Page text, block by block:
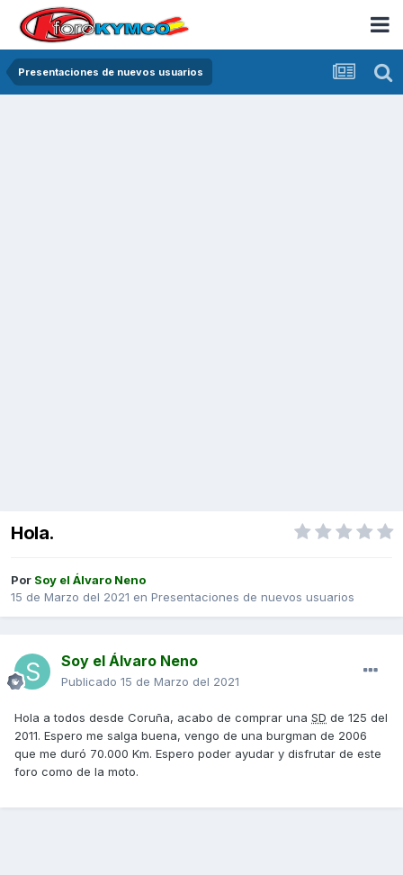
Presentaciones de nuevos usuarios
Hola.
Por Soy el Álvaro Neno
15 de Marzo del 2021 en Presentaciones de nuevos usuarios
Soy el Álvaro Neno
Publicado 15 de Marzo del 2021
Hola a todos desde Coruña, acabo de comprar una SD de 125 del
2011. Espero me salga buena, vengo de una burgman de 2006
que me duró 70.000 Km. Espero poder ayudar y disfrutar de este
foro como de la moto.